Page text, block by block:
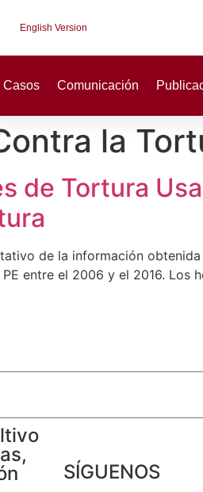
English Version
Casos Comunicación
la
de Tortura
de la información
entre el 2006 y el 2016.
SÍGUENOS